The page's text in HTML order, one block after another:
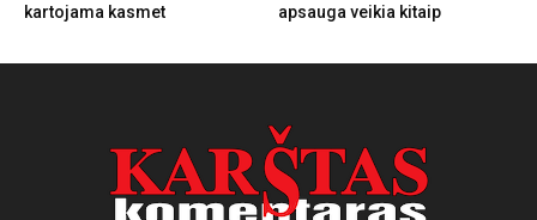
kartojama kasmet
apsauga veikia kitaip